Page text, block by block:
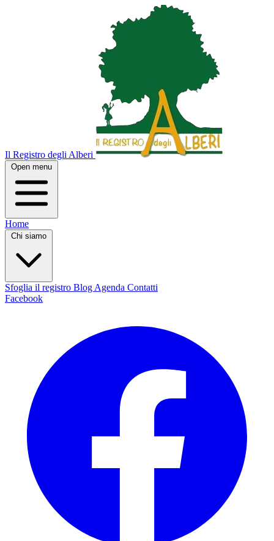
Il Registro degli Alberi
Open menu
Home
Chi siamo
Sfoglia il registro Blog Agenda Contatti
Facebook